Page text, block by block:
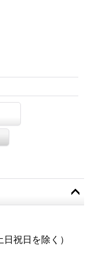
祝日を除く）